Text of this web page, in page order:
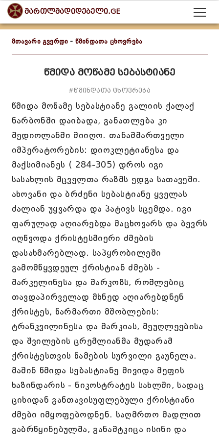
მართლმადიდებელი.GE
მთავარი გვერდი - წმინდათა ცხოვრება
წმიდა მოწამე სებასტიანე
#წმინდათა ცხოვრება
წმიდა მოწამე სებასტიანე გალიის ქალაქ
ნარბონში დაიბადა, განათლება კი
მედიოლანში მიიღო. თანამმართველი
იმპერატორების: დიოკლეტიანესა და
მაქსიმიანეს ( 284-305) დროს იგი
სასახლის მცველთა რაზმს ედგა სათავეში.
ახოვანი და ბრძენი სებასტიანე ყველას
ძალიან უყვარდა და პატივს სცემდა. იგი
ფარულად აღიარებდა მაცხოვარს და ბევრს
იღწვოდა ქრისტესმიერი ძმების
დასახმარებლად. საპყრობილეში
გამომწყვდეულ ქრისტიან ძმებს -
მარკელინესა და მარკოზს, რომლებიც
თავდაპირველად მხნედ აღიარებდნენ
ქრისტეს, წარმართი მშობლების:
ტრანკვილინესა და მარკიას, მეუღლეებისა
და შვილების ცრემლიანმა მუდარამ
ქრისტესთვის წამების სურვილი გაუნელა.
მაშინ წმიდა სებასტიანე მივიდა მეფის
ხაზინდარის - ნიკოსტრატეს სახლში, სადაც
ციხიდან განთავისუფლებული ქრისტიანი
ძმები იმყოფებოდნენ. საღმრთო მადლით
გაბრწყინებულმა, განამტკიცა ისინი და